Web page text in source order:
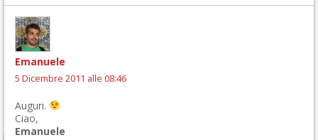
Emanuele
5 Dicembre 2011 alle 08:46
Auguri.
Ciao,
Emanuele